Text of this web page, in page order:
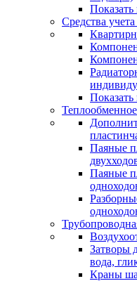
Показать
Средства
Показать
Паяные
Паяные
Затворы
вода,
Краны